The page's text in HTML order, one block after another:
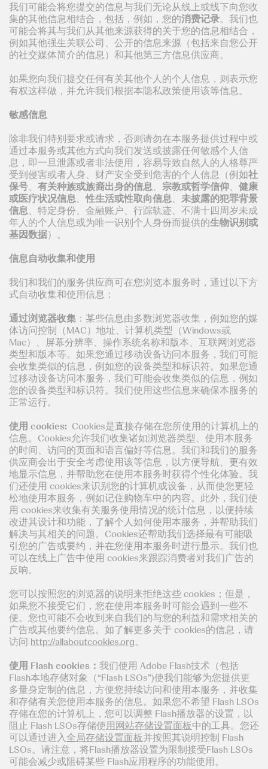
我们可能会将您提交的信息与我们无论从线上或线下向您收
集的其他信息相结合，包括，例如，您的消费记录。我们也
可能会将其与我们从其他来源获得的关于您的信息相结合，
例如其他强生关联公司、公开的信息来源（包括来自您公开
的社交媒体简介的信息）和其他第三方信息供应商。
如果您向我们提交任何有关其他个人的个人信息，则表示您
有权这样做，并允许我们根据本隐私政策使用该等信息。
敏感信息
除非我们特别要求或请求，否则请勿在本服务提供过程中或
通过本服务或其他方式向我们发送或披露任何敏感个人信
息，即一旦泄露或者非法使用，容易导致自然人的人格尊严
受到侵害或者人身、财产安全受到危害的个人信息（例如社
保号、 有关种族或族裔出身的信息、 宗教或哲学信仰、 健康
或医疗状况信息、性生活或性取向信息、 未披露的犯罪背景
信息、特定身份、金融账户、行踪轨迹、不满十四周岁未成
年人的个人信息或为唯一识别个人身份而提供的生物识别或
基因数据）。
信息自动收集和使用
我们和我们的服务供应商可在您浏览本服务时，通过以下方
式自动收集和使用信息：
通过浏览器收集 ：某些信息由多数浏览器收集，例如您的媒
体访问控制（MAC）地址、计算机类型（Windows或
Mac）、屏幕分辨率、操作系统名称和版本、互联网浏览器
类型和版本等。如果您通过移动设备访问本服务，我们可能
会收集类似的信息，例如您的设备类型和标识符。如果您通
过移动设备访问本服务，我们可能会收集类似的信息，例如
您的设备类型和标识符。我们使用这些信息来确保本服务的
正常运行。
使用 cookies: Cookies是直接存储在您所使用的计算机上的
信息。Cookies允许我们收集诸如浏览器类型、使用本服务
的时间、访问的页面和语言偏好等信息。我们和我们的服务
供应商会出于安全考虑使用该等信息，以方便导航、更有效
地显示信息，并帮助您在使用本服务时获得个性化体验。我
们还使用 cookies来识别您的计算机或设备，从而使您更轻
松地使用本服务，例如记住购物车中的内容。此外，我们使
用 cookies来收集有关服务使用情况的统计信息，以便持续
改进其设计和功能，了解个人如何使用本服务，并帮助我们
解决与其相关的问题。Cookies还帮助我们选择最有可能吸
引您的广告或要约，并在您使用本服务时进行显示。我们也
可以在线上广告中使用 cookies来跟踪消费者对我们广告的
反响。
您可以按照您的浏览器的说明来拒绝这些 cookies；但是，
如果您不接受它们，您在使用本服务时可能会遇到一些不
便。您也可能不会收到来自我们的与您的利益和需求相关的
广告或其他要约信息。如了解更多关于 cookies的信息，请
访问 http://allaboutcookies.org。
使用 Flash cookies ： 我们使用 Adobe Flash技术（包括
Flash本地存储对象（“Flash LSOs”)使我们能够为您提供更
多量身定制的信息，方便您持续访问和使用本服务，并收集
和存储有关您使用本服务的信息。如果您不希望 Flash LSOs
存储在您的计算机上，您可以调整 Flash播放器的设置，以
阻止 Flash LSOs存储使用网站存储设置面板中的工具。您还
可以通过进入全局存储设置面板并按照其说明控制 Flash
LSOs。请注意，将Flash播放器设置为限制接受Flash LSOs
可能会减少或阻碍某些 Flash应用程序的功能使用。